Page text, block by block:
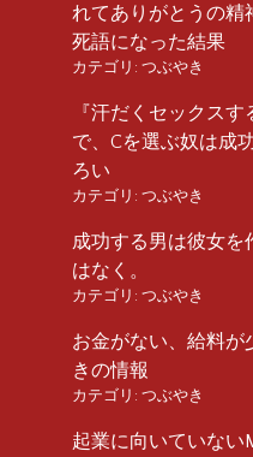
れてありがとうの精
死語になった結果
カテゴリ: つぶやき
『汗だくセックスす
で、Cを選ぶ奴は成
ろい
カテゴリ: つぶやき
成功する男は彼女を
はなく。
カテゴリ: つぶやき
お金がない、給料が
きの情報
カテゴリ: つぶやき
起業に向いていない